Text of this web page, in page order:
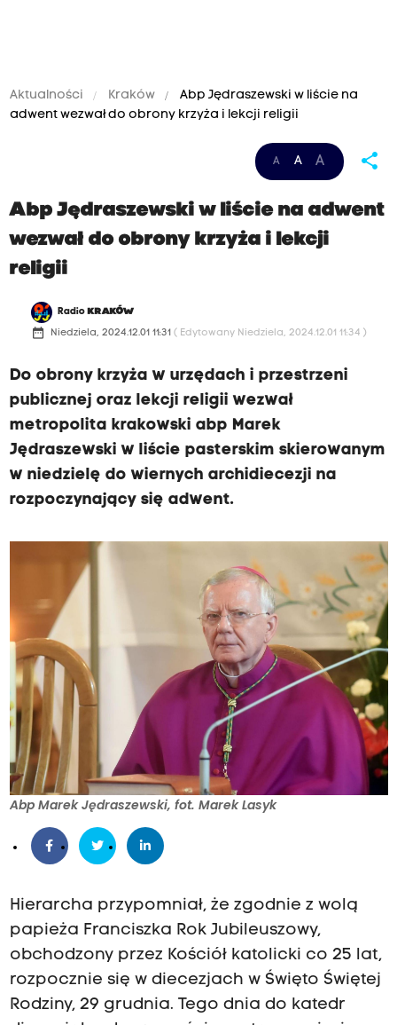
Aktualności Kraków
Abp Jędraszewski w liście na
adwent wezwał do obrony krzyża i lekcji religii
A A A share
Abp Jędraszewski w liście na adwent
wezwał do obrony krzyża i lekcji
religii
Radio KRAKÓW
date_range Niedziela, 2024.12.01 11:31 ( Edytowany Niedziela, 2024.12.01 11:34 )
Do obrony krzyża w urzędach i przestrzeni
publicznej oraz lekcji religii wezwał
metropolita krakowski abp Marek
Jędraszewski w liście pasterskim skierowanym
w niedzielę do wiernych archidiecezji na
rozpoczynający się adwent.
Abp Marek Jędraszewski, fot. Marek Lasyk
Hierarcha przypomniał, że zgodnie z wolą
papieża Franciszka Rok Jubileuszowy,
obchodzony przez Kościół katolicki co 25 lat,
rozpocznie się w diecezjach w Święto Świętej
Rodziny, 29 grudnia. Tego dnia do katedr